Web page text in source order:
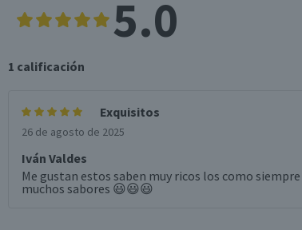
5.0
1 calificación
Exquisitos
26 de agosto de 2025
Iván Valdes
Me gustan estos saben muy ricos los como
muchos sabores 😃😃😃